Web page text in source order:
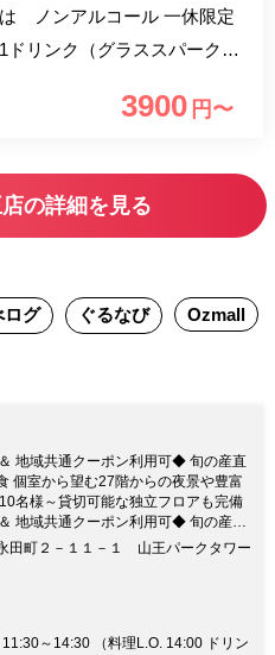
ンアルコール 一休限定
ドリンク（グラススパークリ
のカフェフリー＆女性限定で
3900 円〜
の詳細を見る
ログ ぐるなび Ozmall
地域共通クーポン利用可◆ 旬の産直
個室から望む27階からの夜景や豊富
名様～貸切可能な独立フロアも完備
地域共通クーポン利用可◆ 旬の産直
個室から望む27階からの夜景や豊富
名様～貸切可能な独立フロアも完備
、厳選された和牛等、日本の四季や風
の料理」 日本テレビ系列・ぐるナイ
ゴチになります」の舞台に「ゴチ」史
田町２－１１－１ 山王パークタワー
～14:30 （料理L.O. 14:00 ドリン